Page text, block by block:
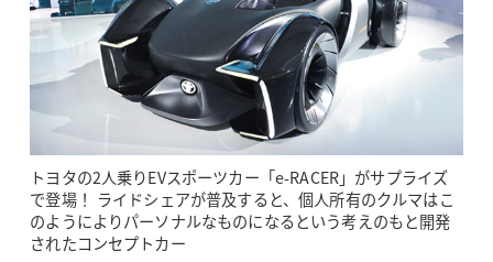
トヨタの2人乗りEVスポーツカー「e-RACER」がサプライズ
で登場！ ライドシェアが普及すると、個人所有のクルマはこ
のようによりパーソナルなものになるという考えのもと開発
されたコンセプトカー